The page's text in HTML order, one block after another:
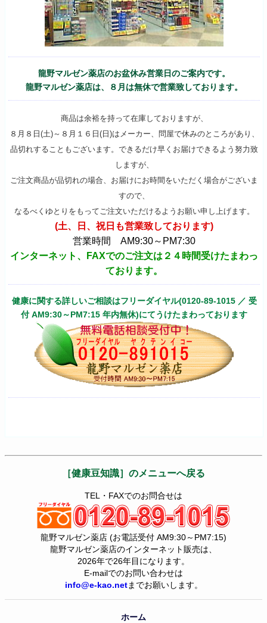
龍野マルゼン薬店のお盆休み営業日のご案内です。
龍野マルゼン薬店は、８月は無休で営業致しております。
商品は余裕を持って在庫しておりますが、
８月８日(土)～８月１６日(日)はメーカー、問屋で休みのところがあり、
品切れすることもございます。できるだけ早くお届けできるよう努力致
しますが、
ご注文商品が品切れの場合、お届けにお時間をいただく場合がございま
すので、
なるべくゆとりをもってご注文いただけるようお願い申し上げます。
(土、日、祝日も営業致しております)
営業時間 AM9:30～PM7:30
インターネット、FAXでのご注文は２４時間受けたまわっ
ております。
健康に関する詳しいご相談はフリーダイヤル(0120-89-1015 ／ 受
付 AM9:30～PM7:15 年内無休)にてうけたまわっております
［健康豆知識］のメニューへ戻る
TEL・FAXでのお問合せは
龍野マルゼン薬店 (お電話受付 AM9:30～PM7:15)
龍野マルゼン薬店のインターネット販売は、
2026年で26年目になります。
E-mailでのお問い合わせは
info@e-kao.netまでお願いします。
ホーム